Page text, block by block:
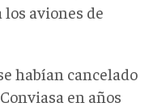
aviones de
habían cancelado
en años